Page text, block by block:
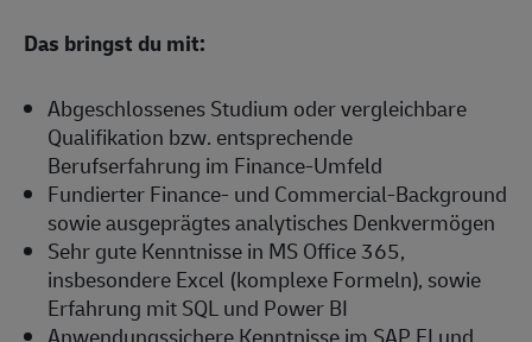
Das bringst du mit:
Abgeschlossenes Studium oder vergleichbare
Qualifikation bzw. entsprechende
Berufserfahrung im Finance-Umfeld
Fundierter Finance- und Commercial-Background
sowie ausgeprägtes analytisches Denkvermögen
Sehr gute Kenntnisse in MS Office 365,
insbesondere Excel (komplexe Formeln), sowie
Erfahrung mit SQL und Power BI